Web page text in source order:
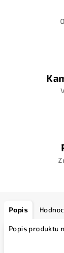
Popis
Popis produktu